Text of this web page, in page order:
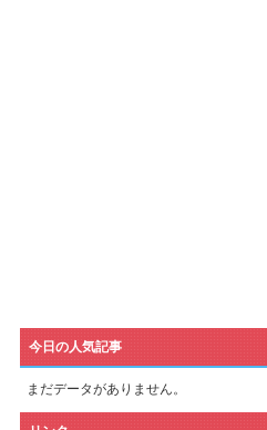
今日の人気記事
まだデータがありません。